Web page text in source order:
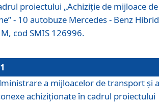
proiectului „Achiziţie de mijloace de
- 10 autobuze Mercedes - Benz Hibrid
cod SMIS 126996.
a mijloacelor de transport și a
achiziționate în cadrul proiectului